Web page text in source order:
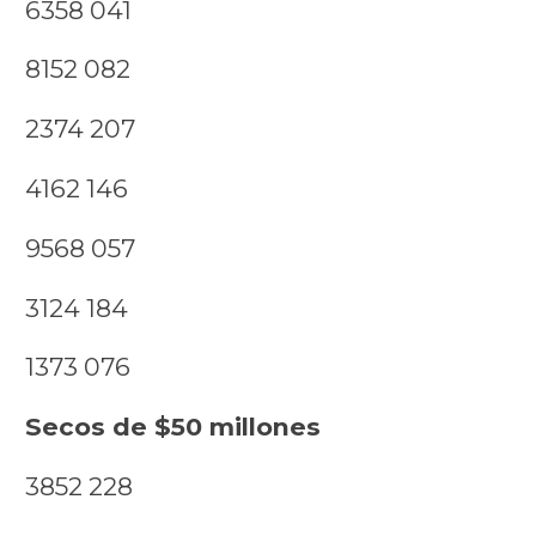
6358 041
8152 082
2374 207
4162 146
9568 057
3124 184
1373 076
Secos de $50 millones
3852 228